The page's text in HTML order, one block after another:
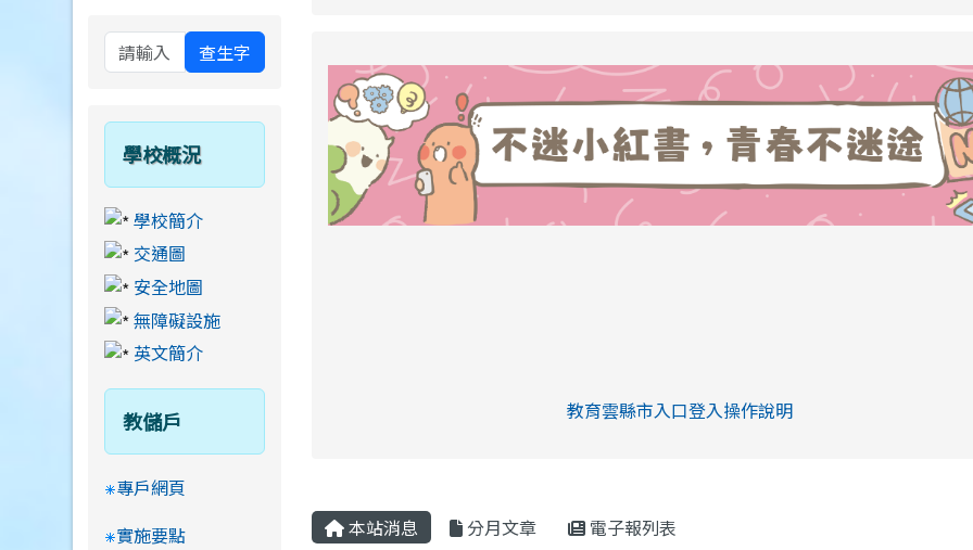
link to https://eliteracy.edu.tw/
link to https://eliteracy.edu.tw/Shorts/
教育雲縣市入口登入操作說明
link to https://eliteracy.edu.tw/
本站消息 分月文章 電子報列表
查生字
學校概況
學校簡介
交通圖
安全地圖
無障礙設施
英文簡介
教儲戶
專戶網頁
實施要點